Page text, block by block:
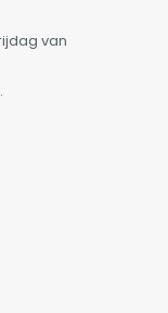
van